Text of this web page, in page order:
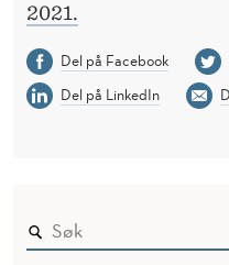
2021.
Del på Facebook
Del på LinkedIn